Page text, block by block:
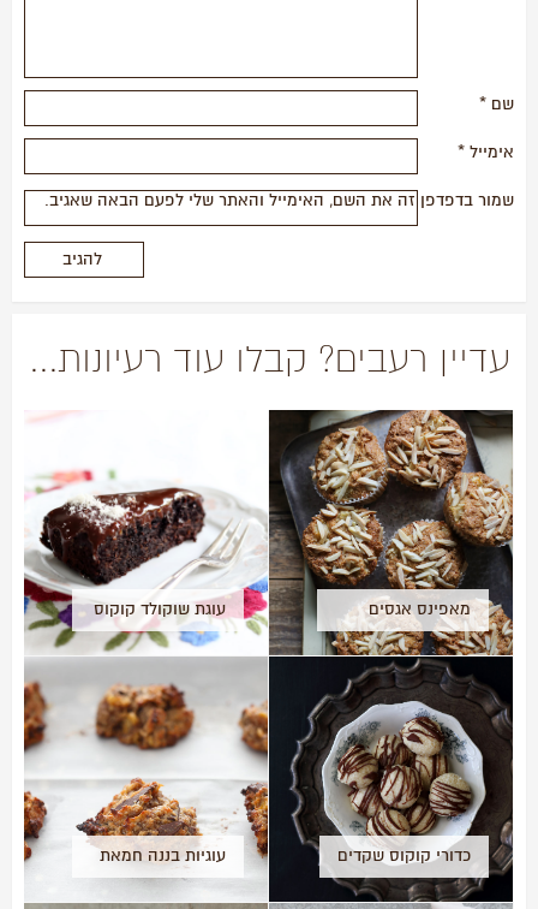
שם *
אימייל *
שמור בדפדפן זה את השם, האימייל והאתר שלי לפעם הבאה שאגיב.
עדיין רעבים? קבלו עוד רעיונות...
מאפינס אגסים
ושקדים- ללא גלוטן
עוגת שוקולד קוקוס
ו….בטטה
כדורי קוקוס שקדים עוגיות בננה חמאת